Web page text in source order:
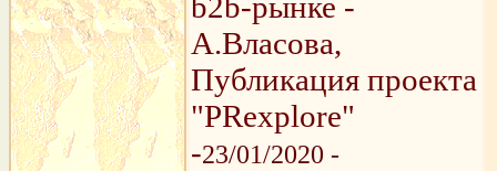
А.Власова,
Публикация проекта
"PRexplore"
-23/01/2020 -